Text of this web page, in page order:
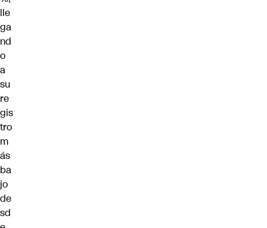
lle
ga
nd
o
a
su
re
gis
tro
m
ás
ba
jo
de
sd